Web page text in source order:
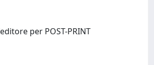
per POST-PRINT